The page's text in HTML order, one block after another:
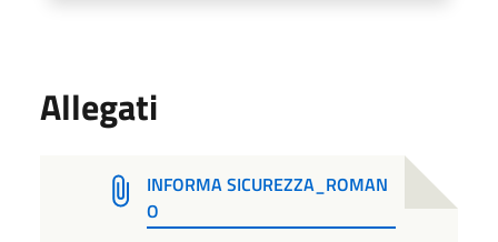
Allegati
INFORMA SICUREZZA_ROMAN
O